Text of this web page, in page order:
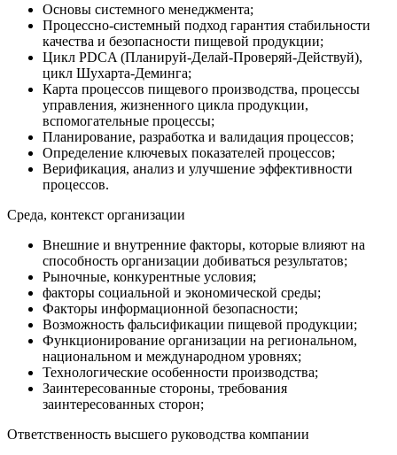
Основы системного менеджмента;
Процессно-системный подход гарантия стабильности
качества и безопасности пищевой продукции;
Цикл PDCA (Планируй-Делай-Проверяй-Действуй),
цикл Шухарта-Деминга;
Карта процессов пищевого производства, процессы
управления, жизненного цикла продукции,
вспомогательные процессы;
Планирование, разработка и валидация процессов;
Определение ключевых показателей процессов;
Верификация, анализ и улучшение эффективности
процессов.
Среда, контекст организации
Внешние и внутренние факторы, которые влияют на
способность организации добиваться результатов;
Рыночные, конкурентные условия;
факторы социальной и экономической среды;
Факторы информационной безопасности;
Возможность фальсификации пищевой продукции;
Функционирование организации на региональном,
национальном и международном уровнях;
Технологические особенности производства;
Заинтересованные стороны, требования
заинтересованных сторон;
Ответственность высшего руководства компании